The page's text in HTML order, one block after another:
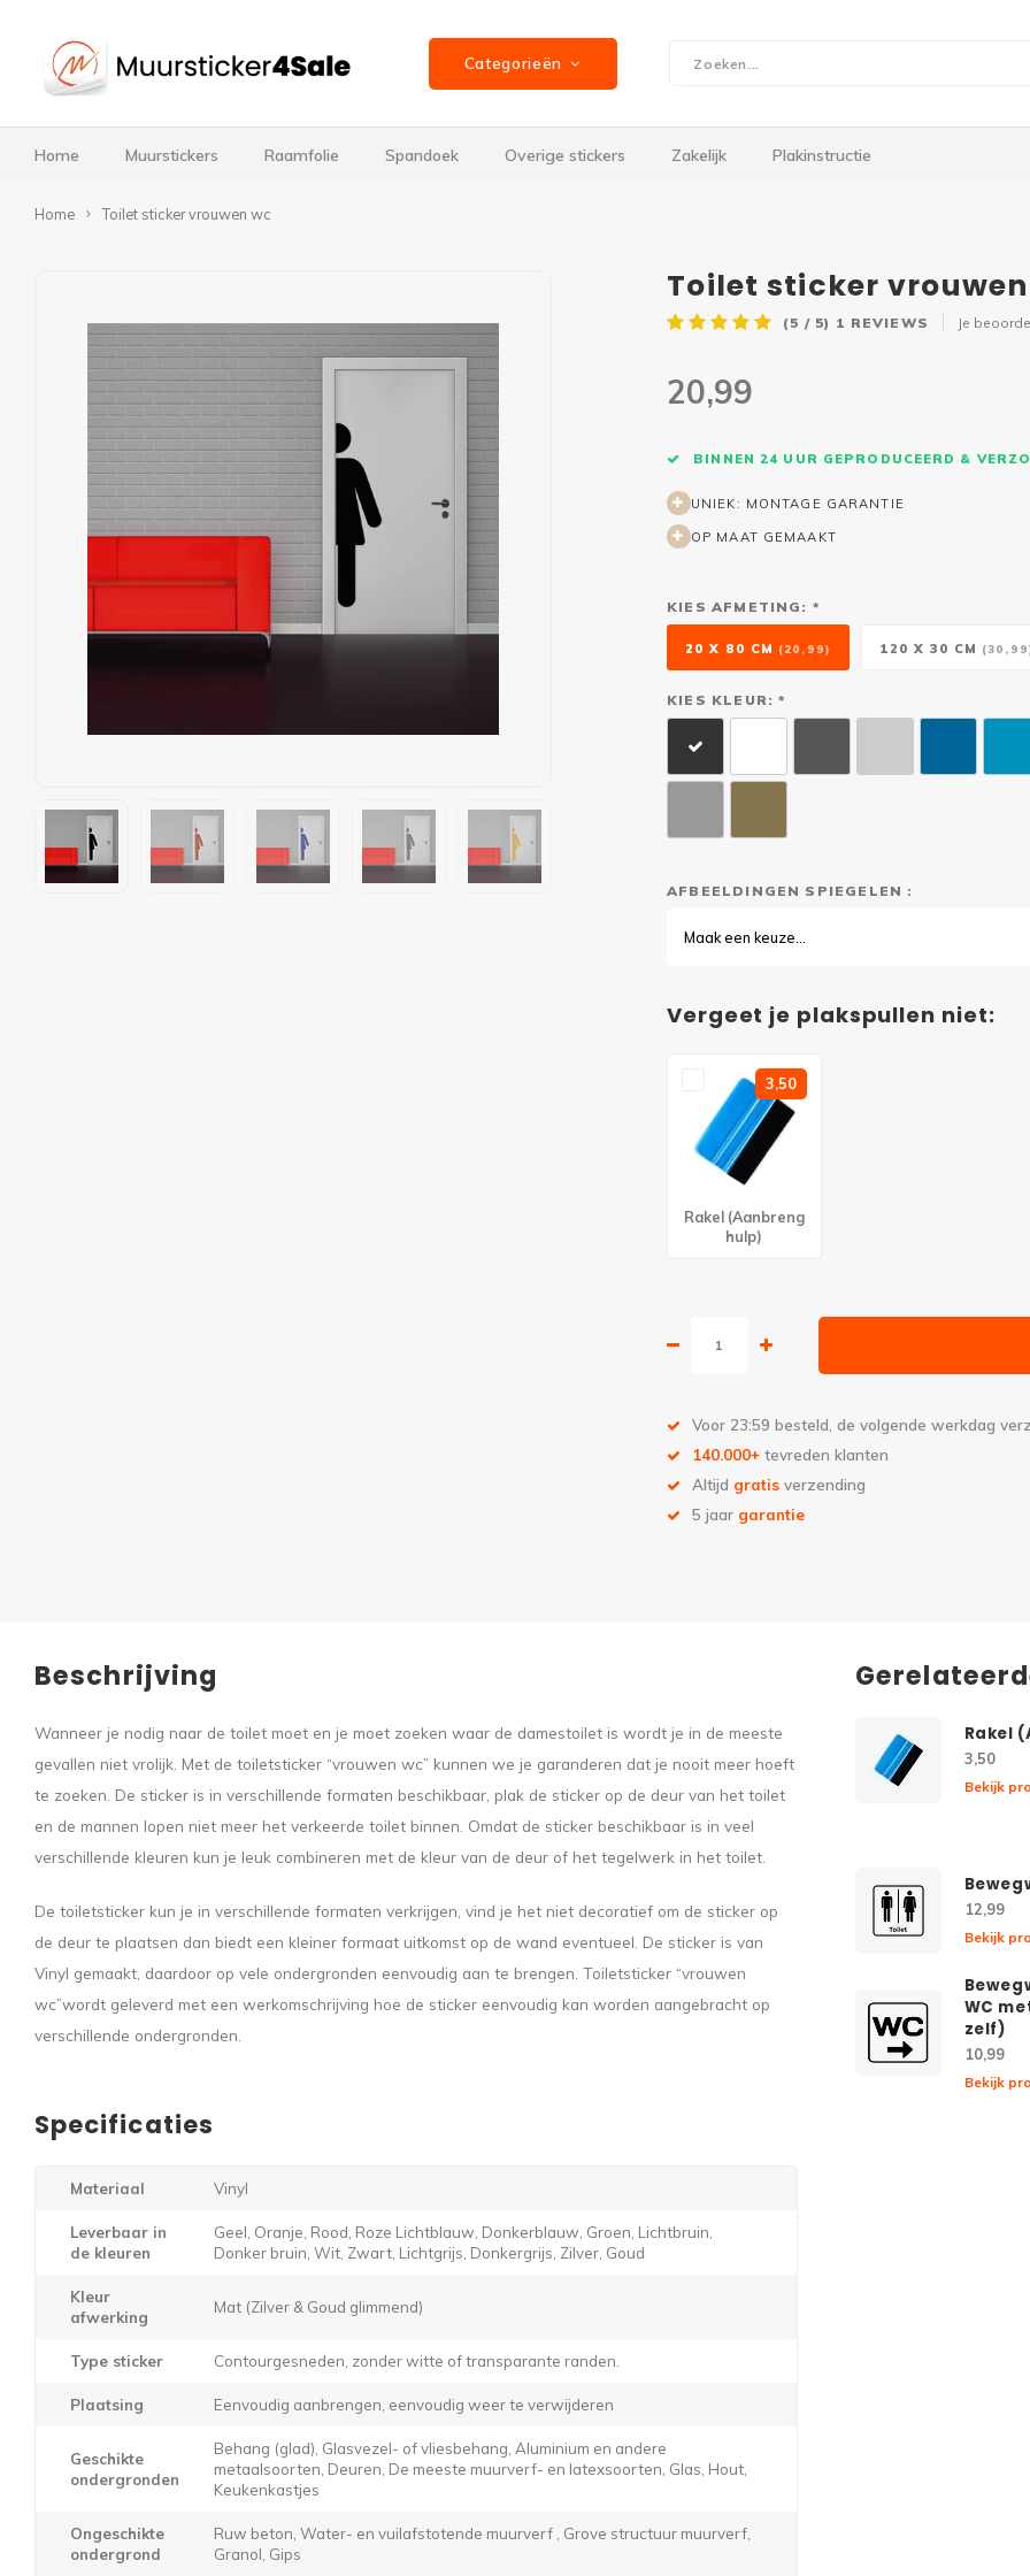
Categorieën
Home Muurstickers Raamfolie Spandoek Overige stickers Zakelijk Plakinstructie
Home Toilet sticker vrouwen wc
Toilet sticker
(5 / 5) 1 REVIEWS Je
20,99
BINNEN 24 UUR GEPRODUCEERD &
UNIEK: MONTAGE GARANTIE
OP MAAT GEMAAKT
KIES AFMETING: *
20 X 80 CM (20,99) 120 X 30 CM
KIES KLEUR: *
AFBEELDINGEN SPIEGELEN :
Maak een keuze...
Vergeet je plakspullen niet:
3,50
Rakel (Aanbreng
hulp)
Voor 23:59 besteld, de volgende werkdag
140.000+ tevreden klanten
Altijd gratis verzending
5 jaar garantie
Beschrijving
Wanneer je nodig naar de toilet moet en je moet zoeken waar de damestoilet is wordt je in de meeste
gevallen niet vrolijk. Met de toiletsticker “vrouwen wc” kunnen we je garanderen dat je nooit meer hoeft
te zoeken. De sticker is in verschillende formaten beschikbaar, plak de sticker op de deur van het toilet
en de mannen lopen niet meer het verkeerde toilet binnen. Omdat de sticker beschikbaar is in veel
verschillende kleuren kun je leuk combineren met de kleur van de deur of het tegelwerk in het toilet.
De toiletsticker kun je in verschillende formaten verkrijgen, vind je het niet decoratief om de sticker op
de deur te plaatsen dan biedt een kleiner formaat uitkomst op de wand eventueel. De sticker is van
Vinyl gemaakt, daardoor op vele ondergronden eenvoudig aan te brengen. Toiletsticker “vrouwen
wc”wordt geleverd met een werkomschrijving hoe de sticker eenvoudig kan worden aangebracht op
verschillende ondergronden.
Specificaties
Materiaal Vinyl
Leverbaar in
de kleuren
Geel, Oranje, Rood, Roze Lichtblauw, Donkerblauw, Groen, Lichtbruin,
Donker bruin, Wit, Zwart, Lichtgrijs, Donkergrijs, Zilver, Goud
Kleur
afwerking
Mat (Zilver & Goud glimmend)
Type sticker Contourgesneden, zonder witte of transparante randen.
Plaatsing Eenvoudig aanbrengen, eenvoudig weer te verwijderen
Geschikte
ondergronden
Behang (glad), Glasvezel- of vliesbehang, Aluminium en andere
metaalsoorten, Deuren, De meeste muurverf- en latexsoorten, Glas, Hout,
Keukenkastjes
Ongeschikte
ondergrond
Ruw beton, Water- en vuilafstotende muurverf , Grove structuur muurverf,
Granol, Gips
Rakel
3,50
Bekijk
12,99
Bekijk
WC
zelf)
10,99
Bekijk